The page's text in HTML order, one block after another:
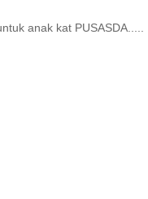
anak kat PUSASDA.....